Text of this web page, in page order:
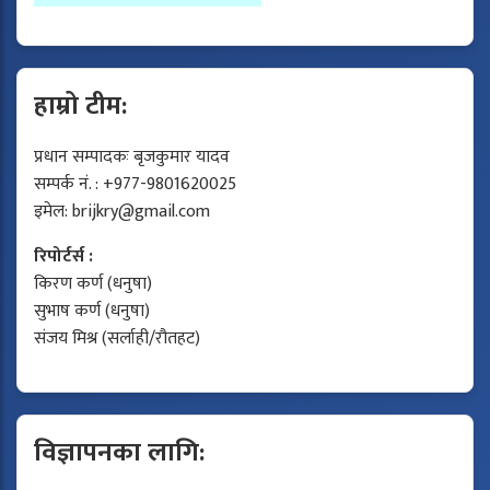
हाम्रो टीम:
प्रधान सम्पादकः बृजकुमार यादव
सम्पर्क नं. : +977-9801620025
इमेल:brijkry@gmail.com
रिपोर्टर्स :
किरण कर्ण (धनुषा)
सुभाष कर्ण (धनुषा)
संजय मिश्र (सर्लाही/रौतहट)
विज्ञापनका लागि: